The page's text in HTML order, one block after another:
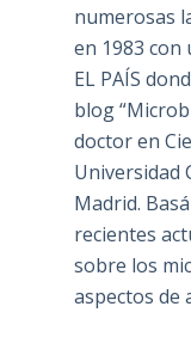
numerosas
en 1983 con
EL PAÍS
blog
doctor en
Universidad
Madrid.
recientes
sobre los
aspectos de